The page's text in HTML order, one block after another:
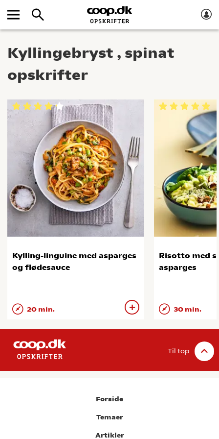
Kyllingebryst , spinat
opskrifter
Kylling-linguine med asparges
og flødesauce
20 min.
Risotto med
asparges
30 min.
Til top
Forside
Temaer
Artikler